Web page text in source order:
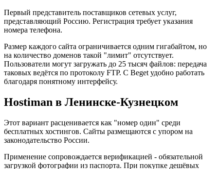
Первый представитель поставщиков сетевых услуг,
представляющий Россию. Регистрация требует указания
номера телефона.
Размер каждого сайта ограничивается одним гигабайтом, но
на количество доменов такой "лимит" отсутствует.
Пользователи могут загружать до 25 тысяч файлов: передача
таковых ведётся по протоколу FTP. С Beget удобно работать
благодаря понятному интерфейсу.
Hostiman в Ленинске-Кузнецком
Этот вариант расценивается как "номер один" среди
бесплатных хостингов. Сайты размещаются с упором на
законодательство России.
Применение сопровождается верификацией - обязательной
загрузкой фотографии из паспорта. При покупке дешёвых